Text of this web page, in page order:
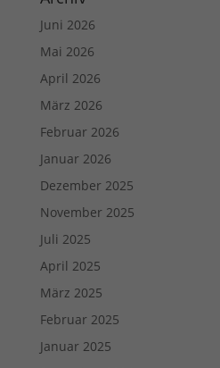
Juni 2026
Mai 2026
April 2026
März 2026
Februar 2026
Januar 2026
Dezember 2025
November 2025
Juli 2025
April 2025
März 2025
Februar 2025
Januar 2025